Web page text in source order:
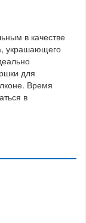
в качестве
украшающего
для
Время
в